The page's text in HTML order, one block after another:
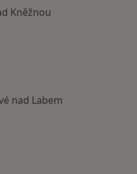
Kněžnou
nad Labem